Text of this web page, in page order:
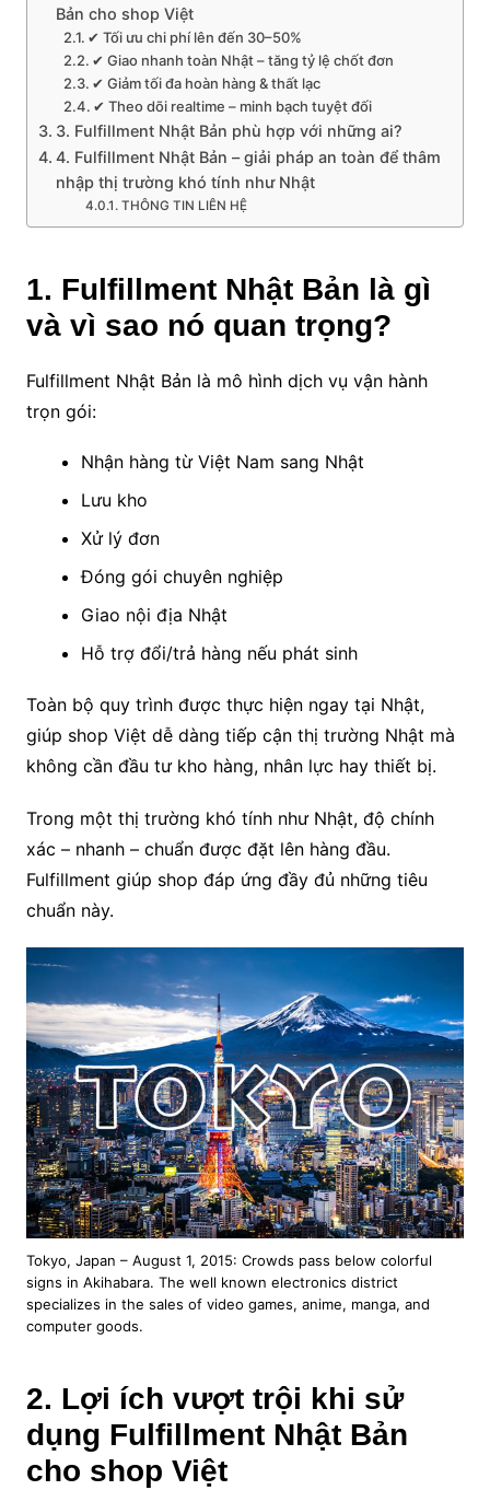
Bản cho shop Việt
✔ Tối ưu chi phí lên đến 30–50%
✔ Giao nhanh toàn Nhật – tăng tỷ lệ chốt đơn
✔ Giảm tối đa hoàn hàng & thất lạc
✔ Theo dõi realtime – minh bạch tuyệt đối
3. Fulfillment Nhật Bản phù hợp với những ai?
4. Fulfillment Nhật Bản – giải pháp an toàn để thâm
nhập thị trường khó tính như Nhật
THÔNG TIN LIÊN HỆ
1. Fulfillment Nhật Bản là gì
và vì sao nó quan trọng?
Fulfillment Nhật Bản là mô hình dịch vụ vận hành
trọn gói:
Nhận hàng từ Việt Nam sang Nhật
Lưu kho
Xử lý đơn
Đóng gói chuyên nghiệp
Giao nội địa Nhật
Hỗ trợ đổi/trả hàng nếu phát sinh
Toàn bộ quy trình được thực hiện ngay tại Nhật,
giúp shop Việt dễ dàng tiếp cận thị trường Nhật mà
không cần đầu tư kho hàng, nhân lực hay thiết bị.
Trong một thị trường khó tính như Nhật, độ chính
xác – nhanh – chuẩn được đặt lên hàng đầu.
Fulfillment giúp shop đáp ứng đầy đủ những tiêu
chuẩn này.
Tokyo, Japan – August 1, 2015: Crowds pass below colorful
signs in Akihabara. The well known electronics district
specializes in the sales of video games, anime, manga, and
computer goods.
2. Lợi ích vượt trội khi sử
dụng Fulfillment Nhật Bản
cho shop Việt